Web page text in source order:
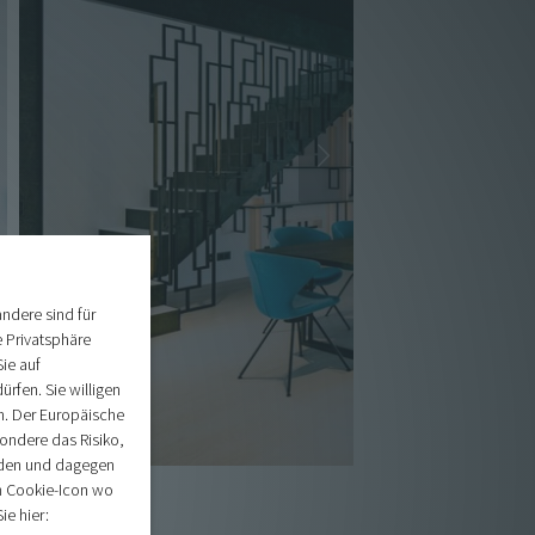
sind für
Privatsphäre
auf
Sie willigen
Der Europäische
das Risiko,
und dagegen
Cookie-Icon wo
hier: